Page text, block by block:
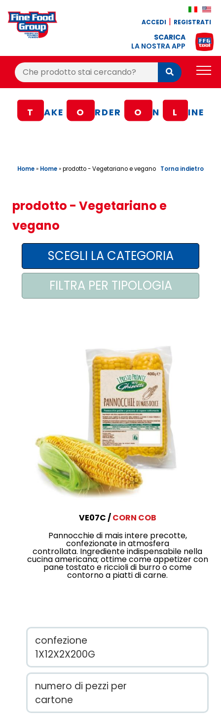
ACCEDI REGISTRATI
SCARICA
LA NOSTRA APP
Cerca:
Cerca
BLOG
CONTATTI
AREA AGENTI
T AKE O RDER O N L INE
Home» Home»prodotto - Vegetariano e vegano Torna indietro
prodotto - Vegetariano e
vegano
VE07C
CORN COB
Pannocchie di mais intere precotte,
confezionate in atmosfera
controllata. Ingrediente indispensabile nella
cucina americana; ottime come appetizer con
pane tostato e riccioli di burro o come
contorno a piatti di carne.
confezione
1X12X2X200G
numero di pezzi per
cartone